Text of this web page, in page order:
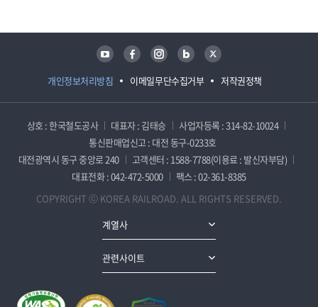
개인정보처리방침 이메일무단수집거부 저작권정책
유튜브 페이스북 인스타그램 블로그 트위터
상호 : 한국철도공사 대표자 : 김태승
사업자등록 : 314-82-10024
통신판매업신고 : 대전 동구-0233호
대전광역시 동구 중앙로 240
고객센터 : 1588-7788(이용료 : 발신자부담)
대표전화 : 042-472-5000
팩스 : 02-361-8385
COPYRIGHT ⓒ KOREA RAILROAD. ALL RIGHTS RESERVED.
계열사
관련사이트